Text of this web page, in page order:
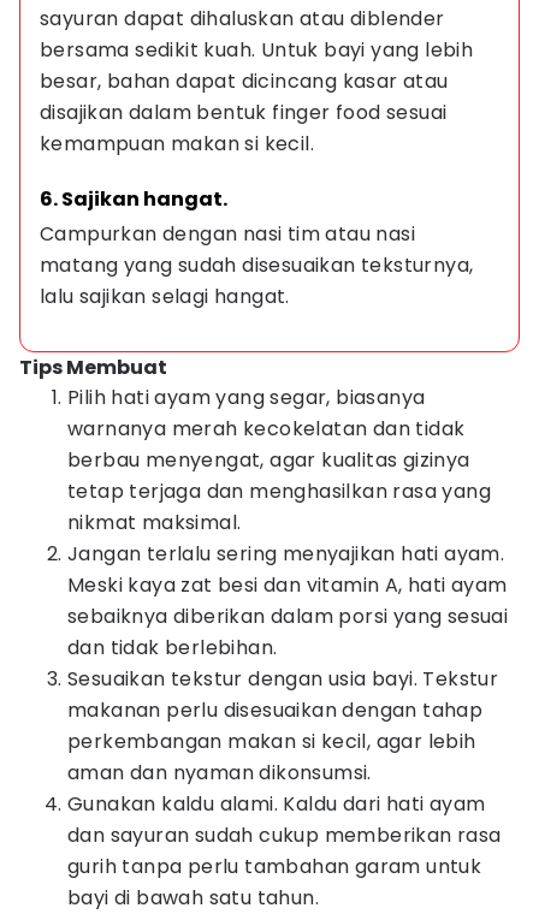
sayuran dapat dihaluskan atau diblender
bersama sedikit kuah. Untuk bayi yang lebih
besar, bahan dapat dicincang kasar atau
disajikan dalam bentuk finger food sesuai
kemampuan makan si kecil.
6. Sajikan hangat.
Campurkan dengan nasi tim atau nasi
matang yang sudah disesuaikan teksturnya,
lalu sajikan selagi hangat.
Tips Membuat
Pilih hati ayam yang segar, biasanya
warnanya merah kecokelatan dan tidak
berbau menyengat, agar kualitas gizinya
tetap terjaga dan menghasilkan rasa yang
nikmat maksimal.
Jangan terlalu sering menyajikan hati ayam.
Meski kaya zat besi dan vitamin A, hati ayam
sebaiknya diberikan dalam porsi yang sesuai
dan tidak berlebihan.
Sesuaikan tekstur dengan usia bayi. Tekstur
makanan perlu disesuaikan dengan tahap
perkembangan makan si kecil, agar lebih
aman dan nyaman dikonsumsi.
Gunakan kaldu alami. Kaldu dari hati ayam
dan sayuran sudah cukup memberikan rasa
gurih tanpa perlu tambahan garam untuk
bayi di bawah satu tahun.